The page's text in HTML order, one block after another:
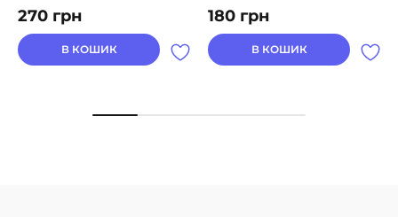
270 грн
В КОШИК
180 грн
В КОШИК